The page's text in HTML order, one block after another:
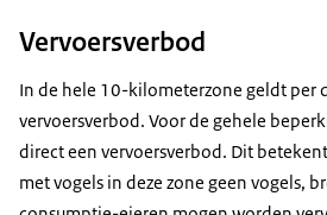
Vervoersverbod
In de hele 10-kilometerzone geldt per
vervoersverbod. Voor de gehele
direct een vervoersverbod. Dit
met vogels in deze zone geen vogels,